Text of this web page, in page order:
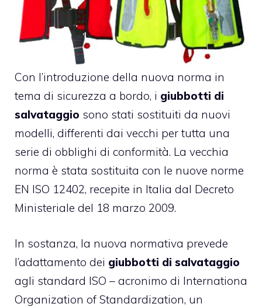
Con l’introduzione della nuova norma in
tema di sicurezza a bordo, i giubbotti di
salvataggio sono stati sostituiti da nuovi
modelli, differenti dai vecchi per tutta una
serie di obblighi di conformità. La vecchia
norma è stata sostituita con le nuove norme
EN ISO 12402, recepite in Italia dal Decreto
Ministeriale del 18 marzo 2009.
In sostanza, la nuova normativa prevede
l’adattamento dei giubbotti di salvataggio
agli standard ISO – acronimo di Internationa
Organization of Standardization, un